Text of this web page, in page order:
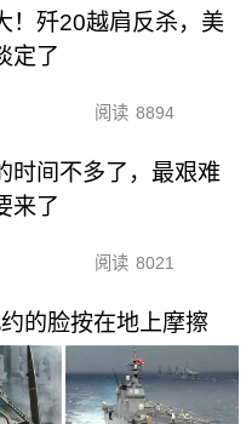
！歼20越肩反杀，美
定了
阅读 8894
时间不多了，最艰难
来了
阅读 8021
的脸按在地上摩擦